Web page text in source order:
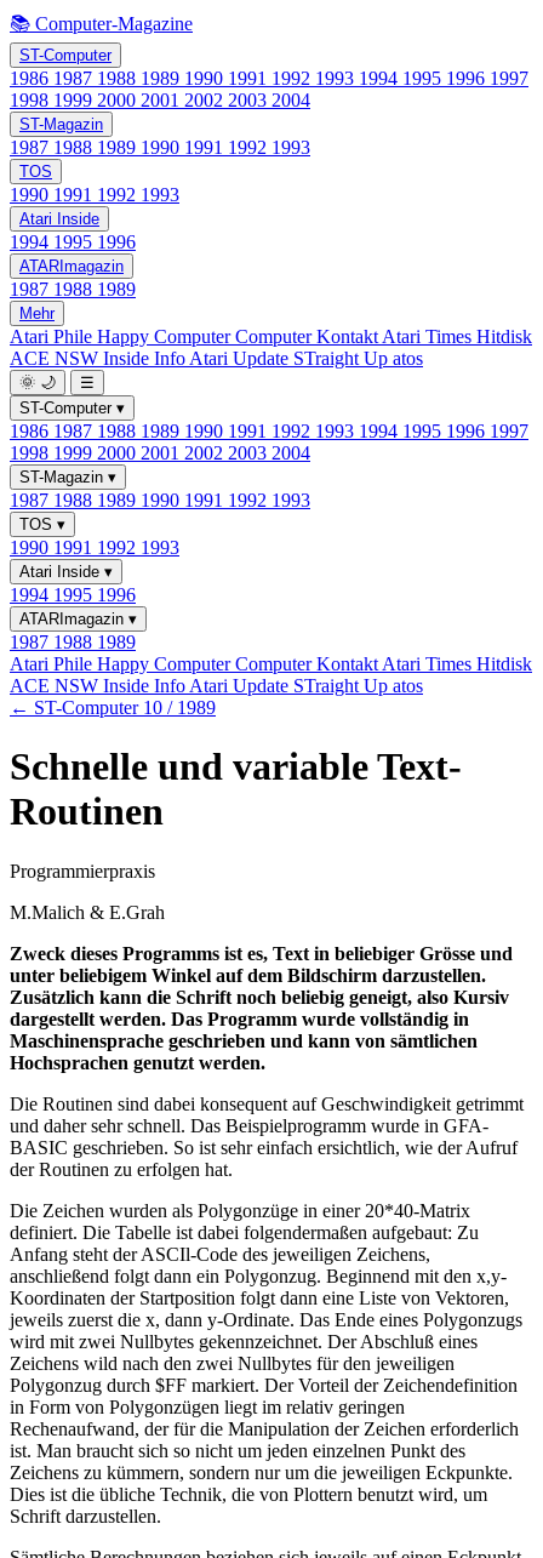
📚 Computer-Magazine
ST-Computer
1986 1987 1988 1989 1990 1991 1992 1993 1994 1995 1996 1997
1998 1999 2000 2001 2002 2003 2004
ST-Magazin
1987 1988 1989 1990 1991 1992 1993
TOS
1990 1991 1992 1993
Atari Inside
1994 1995 1996
ATARImagazin
1987 1988 1989
Mehr
Atari Phile Happy ComputerComputer Kontakt Atari Times Hitdisk
ACE NSW Inside Info Atari Update STraight Up atos
🌞 🌙
☰
ST-Computer ▾
1986 1987 1988 1989 1990 1991 1992 1993 1994 1995 1996 1997
1998 1999 2000 2001 2002 2003 2004
ST-Magazin ▾
1987 1988 1989 1990 1991 1992 1993
TOS ▾
1990 1991 1992 1993
Atari Inside ▾
1994 1995 1996
ATARImagazin ▾
1987 1988 1989
Atari Phile Happy ComputerComputer Kontakt Atari Times Hitdisk
ACE NSW Inside Info Atari Update STraight Up atos
← ST-Computer 10 / 1989
Schnelle und variable Text-
Routinen
Programmierpraxis
M.Malich & E.Grah
Zweck dieses Programms ist es, Text in beliebiger Grösse und
unter beliebigem Winkel auf dem Bildschirm darzustellen.
Zusätzlich kann die Schrift noch beliebig geneigt, also Kursiv
dargestellt werden. Das Programm wurde vollständig in
Maschinensprache geschrieben und kann von sämtlichen
Hochsprachen genutzt werden.
Die Routinen sind dabei konsequent auf Geschwindigkeit getrimmt
und daher sehr schnell. Das Beispielprogramm wurde in GFA-
BASIC geschrieben. So ist sehr einfach ersichtlich, wie der Aufruf
der Routinen zu erfolgen hat.
Die Zeichen wurden als Polygonzüge in einer 20*40-Matrix
definiert. Die Tabelle ist dabei folgendermaßen aufgebaut: Zu
Anfang steht der ASCIl-Code des jeweiligen Zeichens,
anschließend folgt dann ein Polygonzug. Beginnend mit den x,y-
Koordinaten der Startposition folgt dann eine Liste von Vektoren,
jeweils zuerst die x, dann y-Ordinate. Das Ende eines Polygonzugs
wird mit zwei Nullbytes gekennzeichnet. Der Abschluß eines
Zeichens wild nach den zwei Nullbytes für den jeweiligen
Polygonzug durch $FF markiert. Der Vorteil der Zeichendefinition
in Form von Polygonzügen liegt im relativ geringen
Rechenaufwand, der für die Manipulation der Zeichen erforderlich
ist. Man braucht sich so nicht um jeden einzelnen Punkt des
Zeichens zu kümmern, sondern nur um die jeweiligen Eckpunkte.
Dies ist die übliche Technik, die von Plottern benutzt wird, um
Schrift darzustellen.